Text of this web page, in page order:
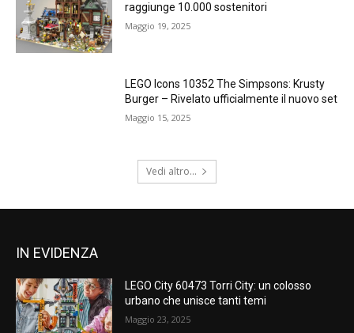
raggiunge 10.000 sostenitori
Maggio 19, 2025
LEGO Icons 10352 The Simpsons: Krusty
Burger – Rivelato ufficialmente il nuovo set
Maggio 15, 2025
Vedi altro...
IN EVIDENZA
LEGO City 60473 Torri City: un colosso
urbano che unisce tanti temi
Maggio 23, 2025